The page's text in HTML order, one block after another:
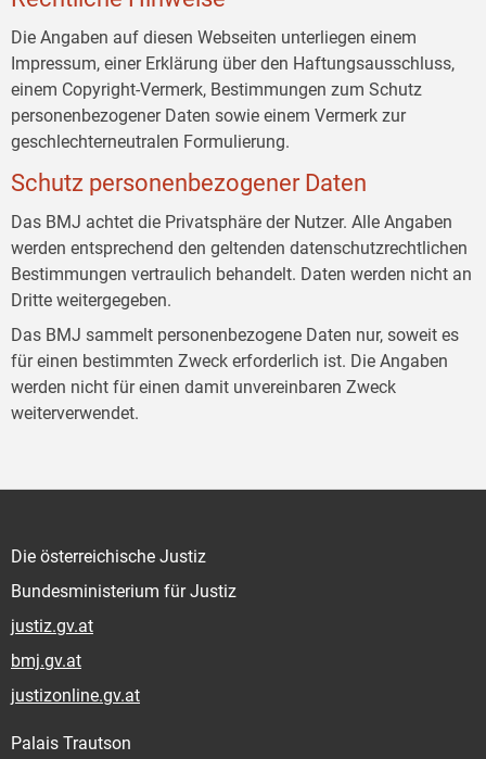
Die Angaben auf diesen Webseiten unterliegen einem
Impressum, einer Erklärung über den Haftungsausschluss,
einem Copyright-Vermerk, Bestimmungen zum Schutz
personenbezogener Daten sowie einem Vermerk zur
geschlechterneutralen Formulierung.
Schutz personenbezogener Daten
Das BMJ achtet die Privatsphäre der Nutzer. Alle Angaben
werden entsprechend den geltenden datenschutzrechtlichen
Bestimmungen vertraulich behandelt. Daten werden nicht an
Dritte weitergegeben.
Das BMJ sammelt personenbezogene Daten nur, soweit es
für einen bestimmten Zweck erforderlich ist. Die Angaben
werden nicht für einen damit unvereinbaren Zweck
weiterverwendet.
Die österreichische Justiz
Bundesministerium für Justiz
justiz.gv.at
bmj.gv.at
justizonline.gv.at
Palais Trautson